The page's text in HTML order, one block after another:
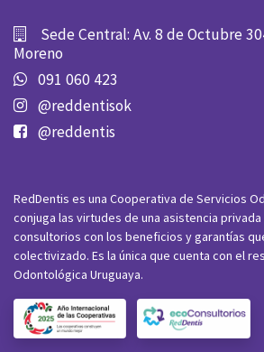
Sede Central: Av. 8 de Octubre
Moreno
091 060 423
@reddentisok
@reddentis
RedDentis es una Cooperativa de Servicios
conjuga las virtudes de una asistencia privada
consultorios con los beneficios y garantías
colectivizado. Es la única que cuenta con el
Odontológica Uruguaya.